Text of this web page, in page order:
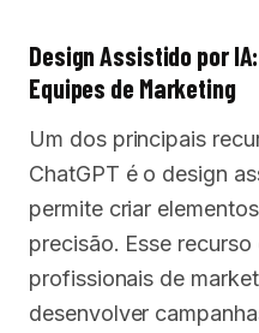
Design Assistido por
Equipes de Marketing
Um dos principais
ChatGPT é o design
permite criar
precisão. Esse
profissionais de
desenvolver